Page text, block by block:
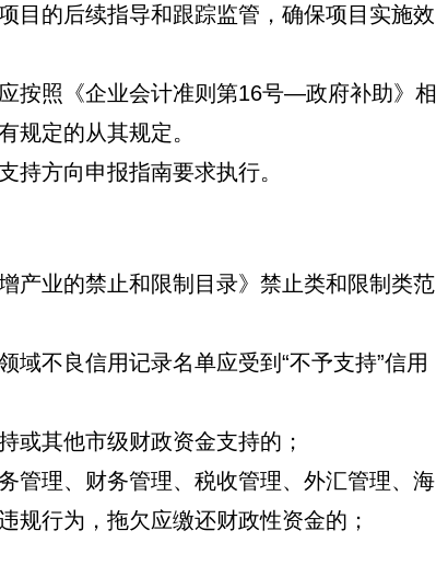
的后续指导和跟踪监管，确保项目实施效
照《企业会计准则第16号—政府补助》相
规定的从其规定。
方向申报指南要求执行。
业的禁止和限制目录》禁止类和限制类范
不良信用记录名单应受到“不予支持”信用
其他市级财政资金支持的；
理、财务管理、税收管理、外汇管理、海
规行为，拖欠应缴还财政性资金的；